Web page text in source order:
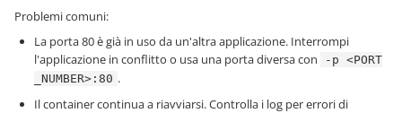
Problemi comuni:
La porta 80 è già in uso da un'altra applicazione. Interrompi
l'applicazione in conflitto o usa una porta diversa con
-p <PORT
_NUMBER>:80 .
Il container continua a riavviarsi. Controlla i log per errori di